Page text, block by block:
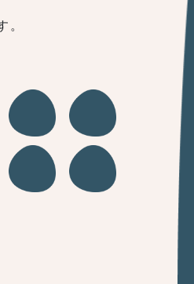
。